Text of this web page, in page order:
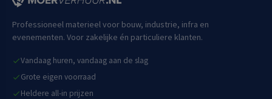
Professioneel materieel voor bouw, industrie, infra en
evenementen. Voor zakelijke én particuliere klanten.
Vandaag huren, vandaag aan de slag
Grote eigen voorraad
Heldere all-in prijzen